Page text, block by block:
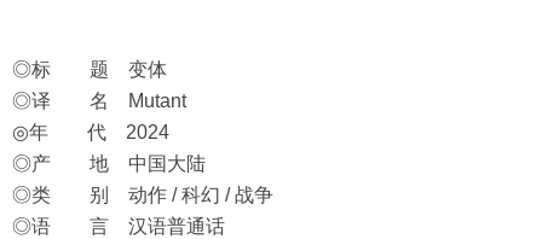
◎标 题 变体
◎译 名 Mutant
◎年 代 2024
◎产 地 中国大陆
◎类 别 动作 / 科幻 / 战争
◎语 言 汉语普通话